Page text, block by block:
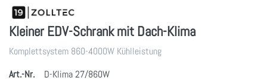
Kleiner EDV-Schrank mit Dach-Klima
Komplettsystem 860-4000W Kühlleistung
Art.-Nr.
D-Klima 27/860W